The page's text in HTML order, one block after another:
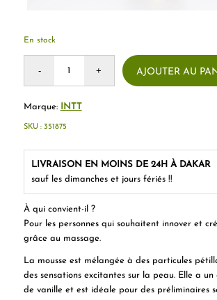
À qui convient-il ?
Pour les personnes qui souhaitent innover et
grâce au massage.
La mousse est mélangée à des particules
des sensations excitantes sur la peau. Elle a
de vanille et est idéale pour des préliminaires
En stock
AJOUTER AU
Marque: INTT
LIVRAISON EN MOINS DE 24H À DAKAR
sauf les dimanches et jours fériés !!
SKU : 351875